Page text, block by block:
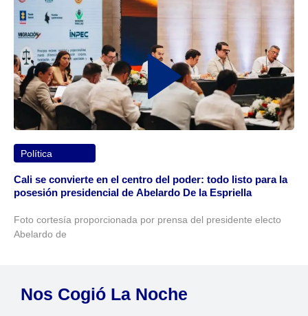
Política
Cali se convierte en el centro del poder: todo listo para la
posesión presidencial de Abelardo De la Espriella
Foto cortesía proporcionada por prensa del presidente electo
Abelardo de
Nos Cogió La Noche